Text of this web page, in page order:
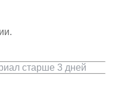
старше 3 дней